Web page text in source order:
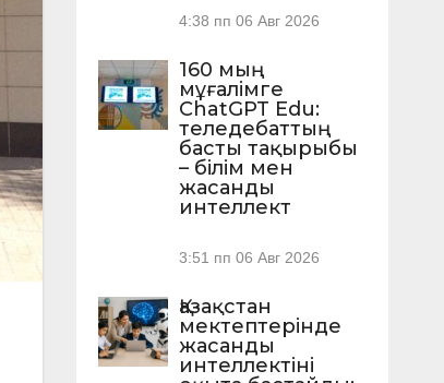
4:38 пп 06 Авг 2026
160 мың
мұғалімге
ChatGPT Edu:
теледебаттың
басты тақырыбы
– білім мен
жасанды
интеллект
3:51 пп 06 Авг 2026
Қазақстан
мектептерінде
жасанды
интеллектіні